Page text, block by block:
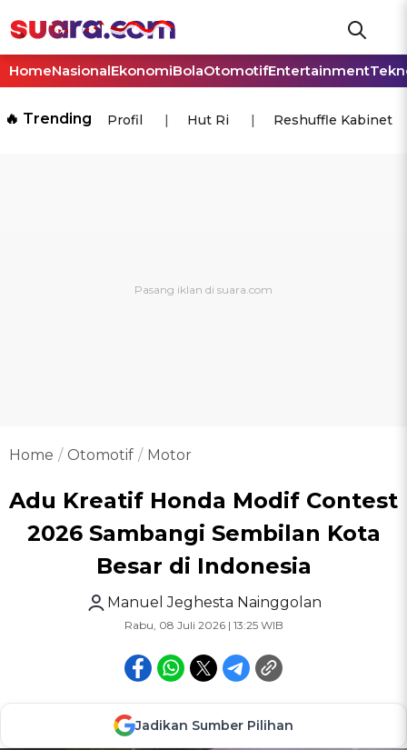
HomeNasionalEkonomiBolaOtomotifEntertainment
🔥 Trending Profil Hut Ri Reshuffle Kabinet
Home Otomotif Motor
Adu Kreatif Honda Modif Contest
2026 Sambangi Sembilan Kota
Besar di Indonesia
Manuel Jeghesta Nainggolan
Rabu, 08 Juli 2026 | 13:25 WIB
Jadikan Sumber Pilihan